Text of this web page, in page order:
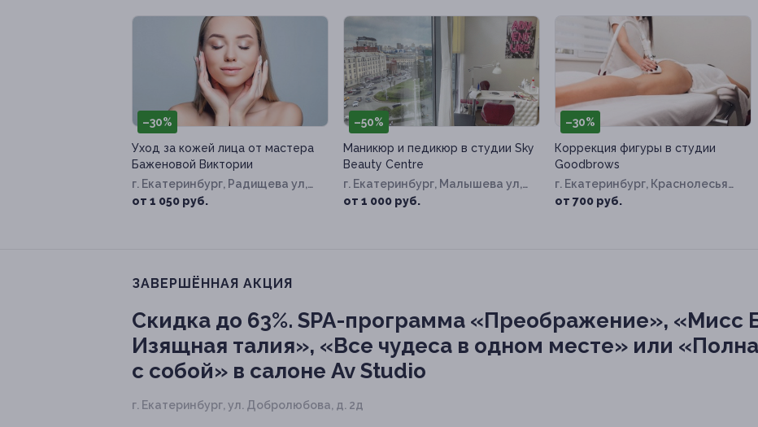
–30%
Уход за кожей лица от мастера
Баженовой Виктории
г. Екатеринбург, Радищева ул,
д. 10
от 1 050 руб.
–50%
Маникюр и педикюр в студии Sky
Beauty Centre
г. Екатеринбург, Малышева ул,
д. 51
от 1 000 руб.
–30%
Коррекция фигуры в студии
Goodbrows
г. Екатеринбург, Краснолесья
ул, д. 47
от 700 руб.
ЗАВЕРШЁННАЯ АКЦИЯ
Скидка до 63%. SPA-программа «Преображение», «Мисс
Изящная талия», «Все чудеса в одном месте» или
с собой» в салоне Av Studio
г. Екатеринбург, ул. Добролюбова, д. 2д